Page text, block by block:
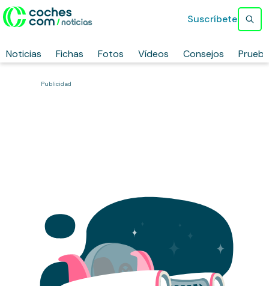
Noticias Fichas Fotos Vídeos Consejos
Suscríbete
Publicidad